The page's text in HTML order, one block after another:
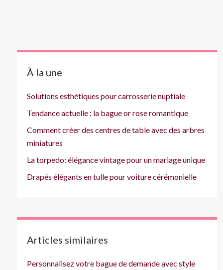
À la une
Solutions esthétiques pour carrosserie nuptiale
Tendance actuelle : la bague or rose romantique
Comment créer des centres de table avec des arbres
miniatures
La torpedo: élégance vintage pour un mariage unique
Drapés élégants en tulle pour voiture cérémonielle
Articles similaires
Personnalisez votre bague de demande avec style